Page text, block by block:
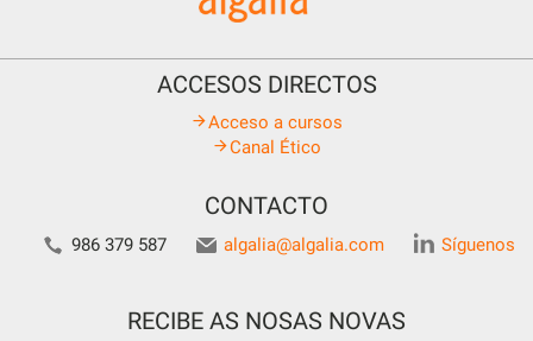
ACCESOS DIRECTOS
Acceso a cursos
Canal Ético
CONTACTO
986 379 587 algalia@algalia.com Síguenos
RECIBE AS NOSAS NOVAS